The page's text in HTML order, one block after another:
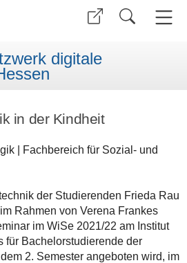
digitale
in der Kindheit
| Fachbereich für Sozial- und
der Studierenden Frieda Rau
Rahmen von Verena Frankes
im WiSe 2021/22 am Institut
für Bachelorstudierende der
2. Semester angeboten wird, im